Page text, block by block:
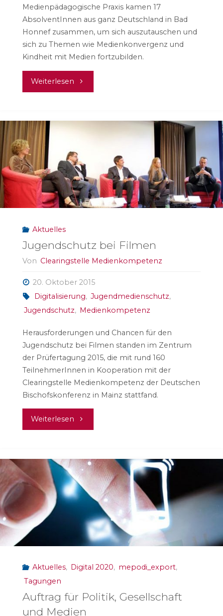
Medienpädagogische Praxis kamen 17
AbsolventInnen aus ganz Deutschland in Bad
Honnef zusammen, um sich auszutauschen und
sich zu Themen wie Medienkonvergenz und
Kindheit mit Medien fortzubilden.
Weiterlesen "Medienbildung
vernetzt
vielfältig"
Aktuelles
Jugendschutz bei Filmen
Von Clearingstelle Medienkompetenz
20. Oktober 2015
Digitalisierung, Jugendmedienschutz,
Jugendschutz, Medienkompetenz
Herausforderungen und Chancen für den
Jugendschutz bei Filmen standen im Zentrum
der Prüfertagung 2015, die mit rund 160
TeilnehmerInnen in Kooperation mit der
Clearingstelle Medienkompetenz der Deutschen
Bischofskonferenz in Mainz stattfand.
Weiterlesen "Jugendschutz
Filmen"
Aktuelles, Digital 2020, mepodi_export,
Tagungen
Auftrag für Politik, Gesellschaft
und Medien